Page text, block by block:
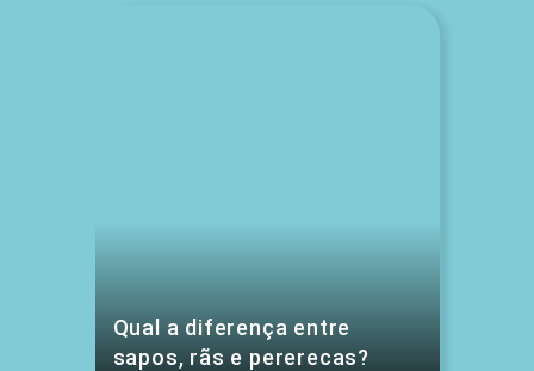
Qual a diferença entre
sapos, rãs e pererecas?